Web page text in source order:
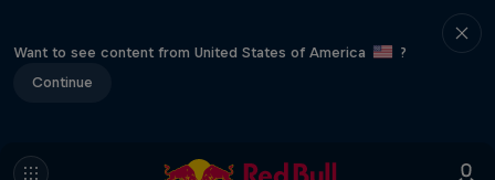
Want to see content from United States of America
?
Continue